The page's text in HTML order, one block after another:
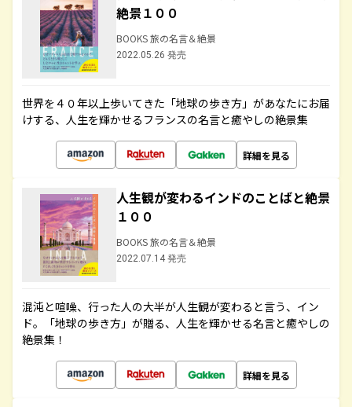
絶景１００
BOOKS 旅の名言＆絶景
2022.05.26 発売
世界を４０年以上歩いてきた「地球の歩き方」があなたにお届
けする、人生を輝かせるフランスの名言と癒やしの絶景集
詳細を見る
人生観が変わるインドのことばと絶景
１００
BOOKS 旅の名言＆絶景
2022.07.14 発売
混沌と喧噪、行った人の大半が人生観が変わると言う、イン
ド。「地球の歩き方」が贈る、人生を輝かせる名言と癒やしの
絶景集！
詳細を見る